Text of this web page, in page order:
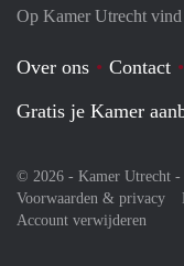
Op Kamer Utrecht
Over ons Contact
Gratis je Kamer
© 2026 - Kamer Utrecht
Voorwaarden & privacy
Account verwijderen